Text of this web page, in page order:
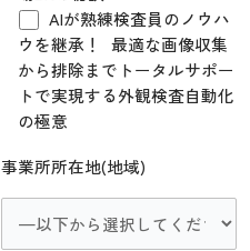
AIが熟練検査員のノウハ
ウを継承！ 最適な画像収集
から排除までトータルサポー
トで実現する外観検査自動化
の極意
事業所所在地(地域)